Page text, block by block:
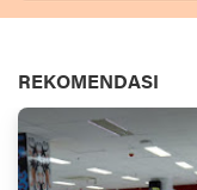
REKOMENDASI